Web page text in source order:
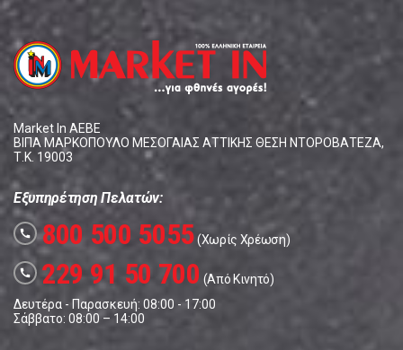
Market In ΑΕΒΕ
ΒΙΠΑ ΜΑΡΚΟΠΟΥΛΟ ΜΕΣΟΓΑΙΑΣ ΑΤΤΙΚΗΣ ΘΕΣΗ ΝΤΟΡΟΒΑΤΕΖΑ,
Τ.Κ. 19003
Εξυπηρέτηση Πελατών:
call 800 500 5055(Χωρίς Χρέωση)
call 229 91 50 700 (Από Κινητό)
Δευτέρα - Παρασκευή: 08:00 - 17:00
Σάββατο: 08:00 – 14:00